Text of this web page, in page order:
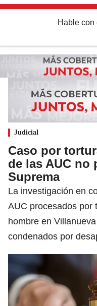
Hable con
Judicial
Caso por
de las AUC no
Suprema
La investigación en
AUC procesados por
hombre en
condenados por